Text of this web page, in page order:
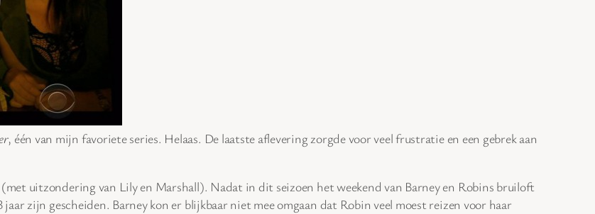
, één van mijn favoriete series. Helaas. De laatste aflevering zorgde voor veel frustratie en een gebrek aan
uitzondering van Lily en Marshall). Nadat in dit seizoen het weekend van Barney en Robins bruiloft
zijn gescheiden. Barney kon er blijkbaar niet mee omgaan dat Robin veel moest reizen voor haar